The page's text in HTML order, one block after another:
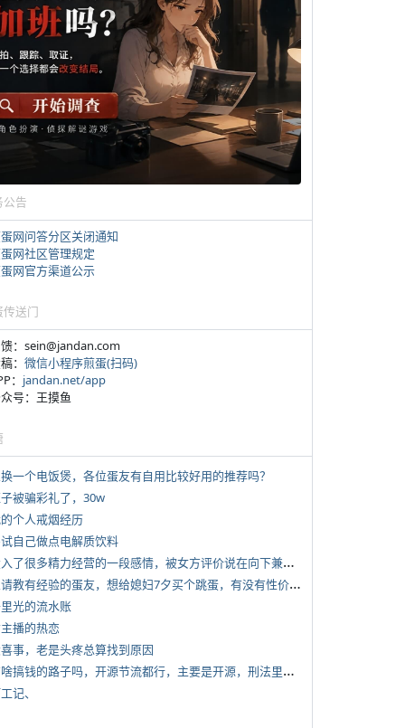
公告
网问答分区关闭通知
网社区管理规定
网官方渠道公示
传送门
：sein@jandan.com
： 微信小程序煎蛋(扫码)
： jandan.net/app
号：王摸鱼
一个电饭煲，各位蛋友有自用比较好用的推荐吗？
被骗彩礼了，30w
个人戒烟经历
自己做点电解质饮料
*
投入了很多精力经营的一段感情，被女方评价说在向下兼容我，感觉有点破防
*
想请教有经验的蛋友，想给媳妇7夕买个跳蛋，有没有性价比高的推荐
光的流水账
播的热恋
事，老是头疼总算找到原因
*
有啥搞钱的路子吗，开源节流都行，主要是开源，刑法里的咱不做
记、